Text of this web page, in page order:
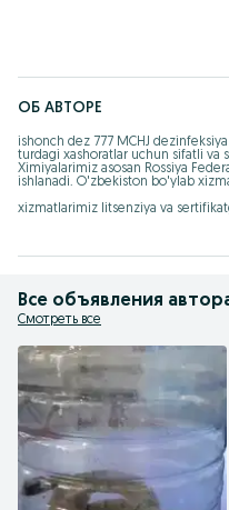
ОБ АВТОРЕ
ishonch dez 777 MCHJ
turdagi xashoratlar uchun sifatli va
Ximiyalarimiz asosan Rossiya
ishlanadi. O'zbekiston bo'ylab
xizmatlarimiz litsenziya va
Все объявления
Смотреть все